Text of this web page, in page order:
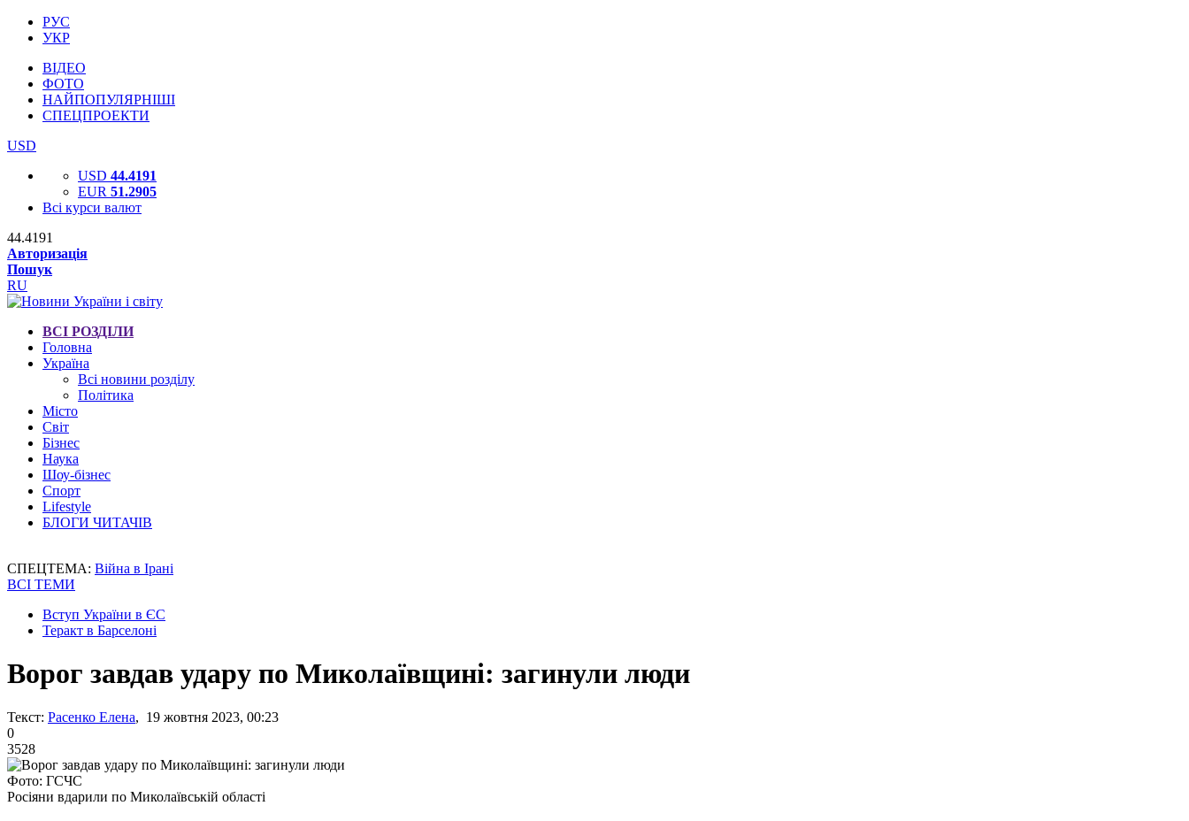
РУС
УКР
ВІДЕО
ФОТО
НАЙПОПУЛЯРНІШІ
СПЕЦПРОЕКТИ
USD
USD 44.4191
EUR 51.2905
Всі курси валют
44.4191
Авторизація
Пошук
RU
ВСІ РОЗДІЛИ
Головна
Україна
Всі новини розділу
Політика
Місто
Світ
Бізнес
Наука
Шоу-бізнес
Спорт
Lifestyle
БЛОГИ ЧИТАЧІВ
СПЕЦТЕМА: Війна в Ірані
ВСІ ТЕМИ
Вступ України в ЄС
Теракт в Барселоні
Ворог завдав удару по Миколаївщині: загинули люди
Текст: Расенко Елена, 19 жовтня 2023, 00:23
0
3528
Фото: ГСЧС
Росіяни вдарили по Миколаївській області